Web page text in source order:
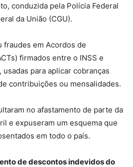
conduzida pela Polícia Federal
da União (CGU).
fraudes em Acordos de
firmados entre o INSS e
para aplicar cobranças
contribuições ou mensalidades.
no afastamento de parte da
e expuseram um esquema que
em todo o país.
de descontos indevidos do